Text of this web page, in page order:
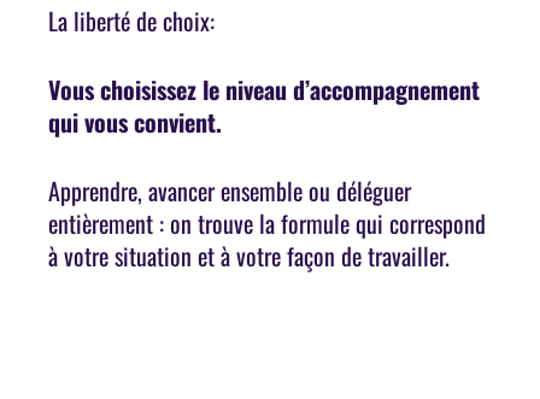
La liberté de choix:
Vous choisissez le niveau d’accompagnement
qui vous convient.
Apprendre, avancer ensemble ou déléguer
entièrement : on trouve la formule qui correspond
à votre situation et à votre façon de travailler.